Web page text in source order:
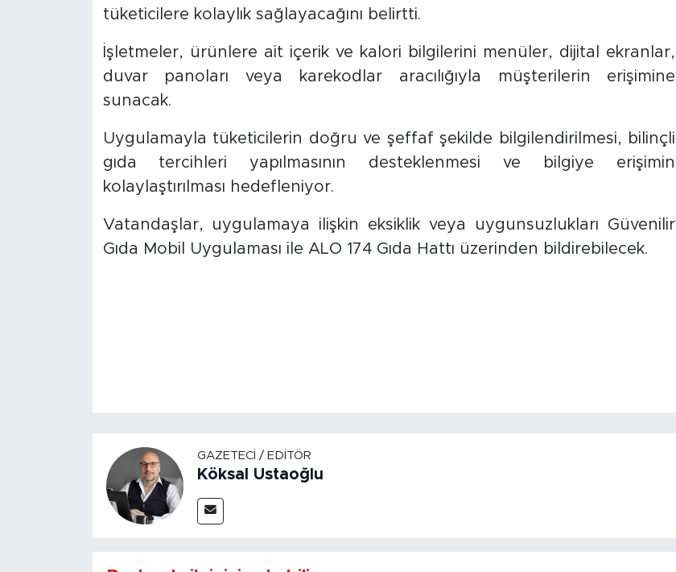
tüketicilere kolaylık sağlayacağını belirtti.
İşletmeler, ürünlere ait içerik ve kalori bilgilerini menüler, dijital ekranlar,
duvar panoları veya karekodlar aracılığıyla müşterilerin erişimine
sunacak.
Uygulamayla tüketicilerin doğru ve şeffaf şekilde bilgilendirilmesi, bilinçli
gıda tercihleri yapılmasının desteklenmesi ve bilgiye erişimin
kolaylaştırılması hedefleniyor.
Vatandaşlar, uygulamaya ilişkin eksiklik veya uygunsuzlukları Güvenilir
Gıda Mobil Uygulaması ile ALO 174 Gıda Hattı üzerinden bildirebilecek.
GAZETECI / EDITÖR
Köksal Ustaoğlu